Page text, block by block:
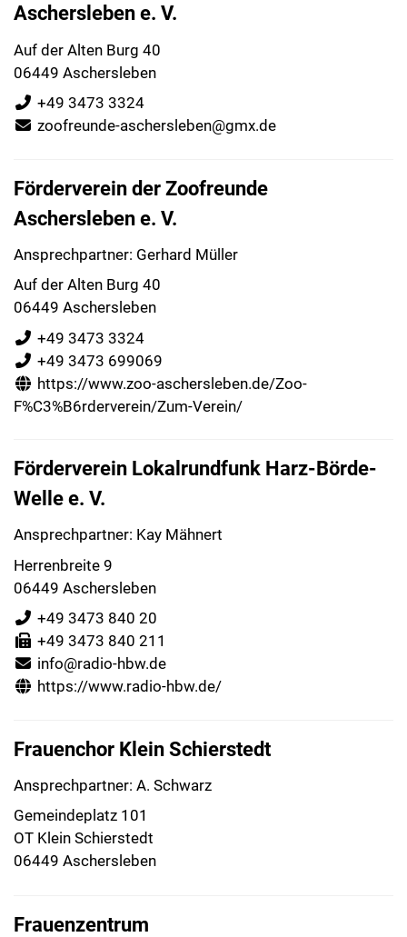
Aschersleben e. V.
Auf der Alten Burg 40
06449 Aschersleben
+49 3473 3324
zoofreunde-aschersleben@gmx.de
Förderverein der Zoofreunde
Aschersleben e. V.
Ansprechpartner: Gerhard Müller
Auf der Alten Burg 40
06449 Aschersleben
+49 3473 3324
+49 3473 699069
https://www.zoo-aschersleben.de/Zoo-
F%C3%B6rderverein/Zum-Verein/
Förderverein Lokalrundfunk Harz-Börde-
Welle e. V.
Ansprechpartner: Kay Mähnert
Herrenbreite 9
06449 Aschersleben
+49 3473 840 20
+49 3473 840 211
info@radio-hbw.de
https://www.radio-hbw.de/
Frauenchor Klein Schierstedt
Ansprechpartner: A. Schwarz
Gemeindeplatz 101
OT Klein Schierstedt
06449 Aschersleben
Frauenzentrum